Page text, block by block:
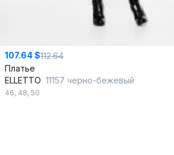
107.64 $112.64
Платье
ELLETTO 11157 черно-бежевый
46, 48, 50